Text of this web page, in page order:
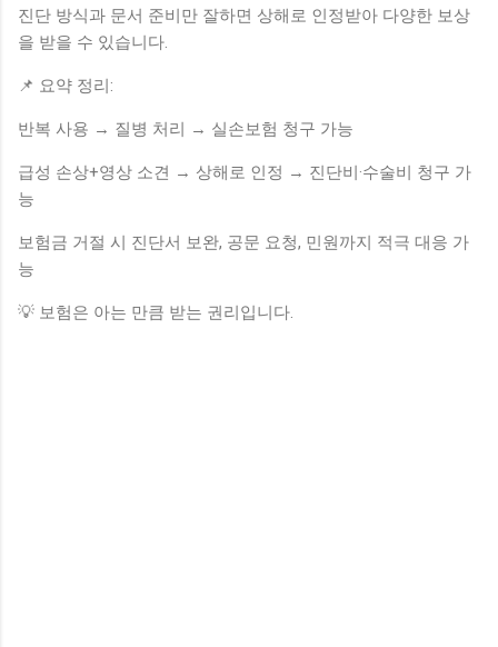
진단 방식과 문서 준비만 잘하면 상해로 인정받아 다양한 보상
을 받을 수 있습니다.
📌 요약 정리:
반복 사용 → 질병 처리 → 실손보험 청구 가능
급성 손상+영상 소견 → 상해로 인정 → 진단비·수술비 청구 가
능
보험금 거절 시 진단서 보완, 공문 요청, 민원까지 적극 대응 가
능
💡 보험은 아는 만큼 받는 권리입니다.